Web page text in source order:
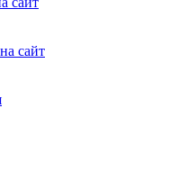
сайт